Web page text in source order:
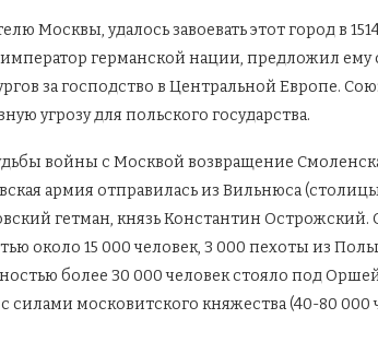
Москвы, удалось завоевать этот город в
германской нации, предложил
за господство в Центральной Европе.
угрозу для польского государства.
войны с Москвой возвращение
армия отправилась из Вильнюса
гетман, князь Константин
около 15 000 человек, 3 000 пехоты из
более 30 000 человек стояло под
силами московитского княжества (40-80